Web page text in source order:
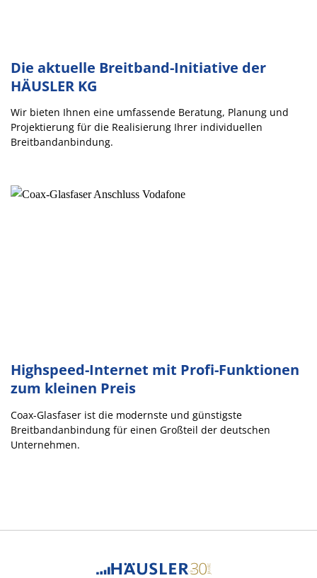
Die aktuelle Breitband-Initiative der
HÄUSLER KG
Wir bieten Ihnen eine umfassende Beratung, Planung und
Projektierung für die Realisierung Ihrer individuellen
Breitbandanbindung.
Highspeed-Internet mit Profi-Funktionen
zum kleinen Preis
Coax-Glasfaser ist die modernste und günstigste
Breitbandanbindung für einen Großteil der deutschen
Unternehmen.